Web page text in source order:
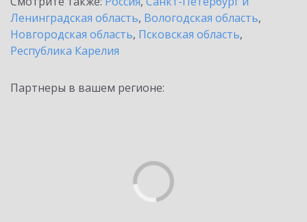
Ленинградская область, Вологодская область,
Новгородская область, Псковская область,
Республика Карелия
Партнеры в вашем регионе: